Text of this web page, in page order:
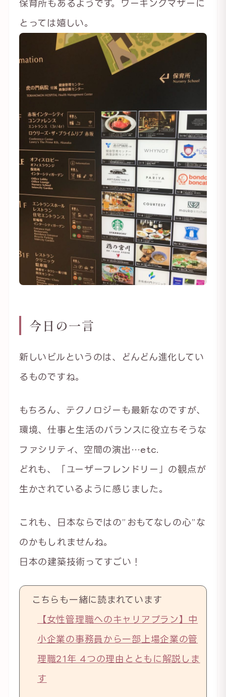
保育所もあるようです。ワーキングマザーに
とっては嬉しい。
今日の一言
新しいビルというのは、どんどん進化してい
るものですね。
もちろん、テクノロジーも最新なのですが、
環境、仕事と生活のバランスに役立ちそうな
ファシリティ、空間の演出…etc.
どれも、「ユーザーフレンドリー」の観点が
生かされているように感じました。
これも、日本ならではの”おもてなしの心”な
のかもしれませんね。
日本の建築技術ってすごい！
こちらも一緒に読まれています
【女性管理職へのキャリアプラン】中
小企業の事務員から一部上場企業の管
理職21年 4つの理由とともに解説しま
す